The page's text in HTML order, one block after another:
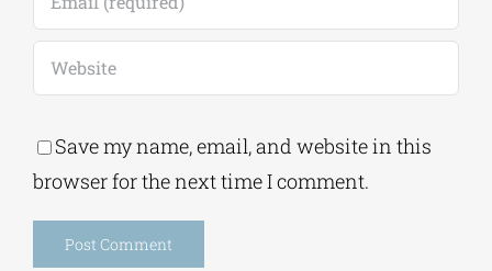
Save my name, email, and website in this
browser for the next time I comment.